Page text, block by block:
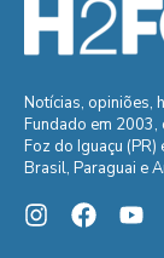
Notícias, opiniões,
Fundado em
Foz do Iguaçu
Brasil, Paraguai e